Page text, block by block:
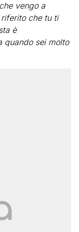
vengo a
che tu ti
è
quando sei molto